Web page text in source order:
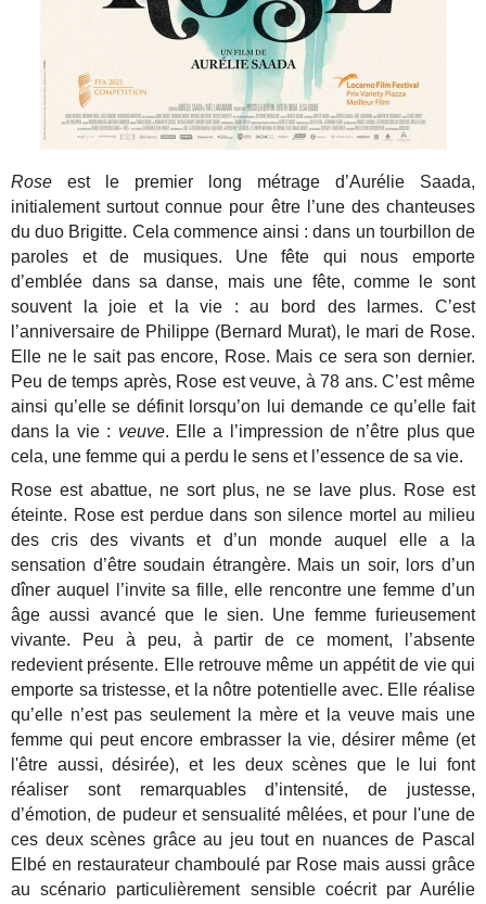
Rose est le premier long métrage d’Aurélie Saada,
initialement surtout connue pour être l’une des chanteuses
du duo Brigitte. Cela commence ainsi : dans un tourbillon de
paroles et de musiques. Une fête qui nous emporte
d’emblée dans sa danse, mais une fête, comme le sont
souvent la joie et la vie : au bord des larmes. C’est
l’anniversaire de Philippe (Bernard Murat), le mari de Rose.
Elle ne le sait pas encore, Rose. Mais ce sera son dernier.
Peu de temps après, Rose est veuve, à 78 ans. C’est même
ainsi qu’elle se définit lorsqu’on lui demande ce qu’elle fait
dans la vie : veuve. Elle a l’impression de n’être plus que
cela, une femme qui a perdu le sens et l’essence de sa vie.
Rose est abattue, ne sort plus, ne se lave plus. Rose est
éteinte. Rose est perdue dans son silence mortel au milieu
des cris des vivants et d’un monde auquel elle a la
sensation d’être soudain étrangère. Mais un soir, lors d’un
dîner auquel l’invite sa fille, elle rencontre une femme d’un
âge aussi avancé que le sien. Une femme furieusement
vivante. Peu à peu, à partir de ce moment, l’absente
redevient présente. Elle retrouve même un appétit de vie qui
emporte sa tristesse, et la nôtre potentielle avec. Elle réalise
qu’elle n’est pas seulement la mère et la veuve mais une
femme qui peut encore embrasser la vie, désirer même (et
l'être aussi, désirée), et les deux scènes que le lui font
réaliser sont remarquables d’intensité, de justesse,
d’émotion, de pudeur et sensualité mêlées, et pour l'une de
ces deux scènes grâce au jeu tout en nuances de Pascal
Elbé en restaurateur chamboulé par Rose mais aussi grâce
au scénario particulièrement sensible coécrit par Aurélie